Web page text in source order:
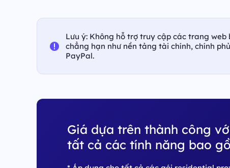
Lưu ý: Không hỗ trợ truy cập các trang web
chẳng hạn như nền tảng tài chính, chính
PayPal.
Giá dựa trên thành công
tất cả các tính năng bao